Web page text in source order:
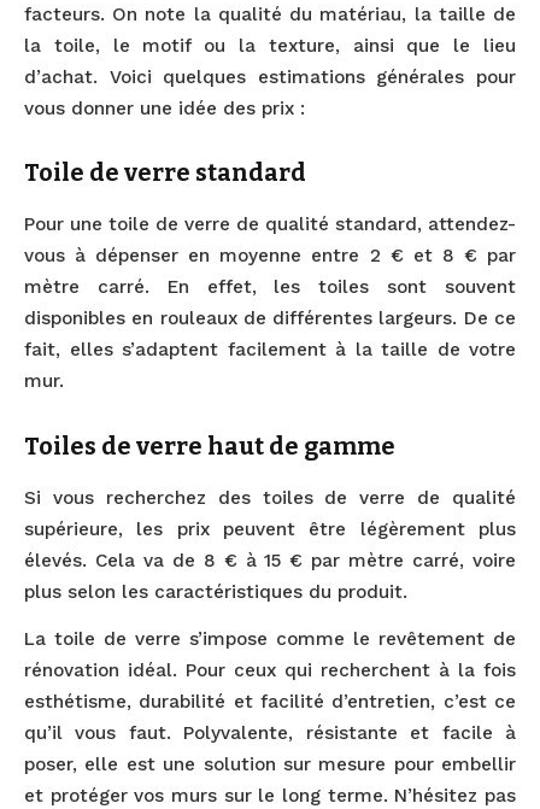
facteurs. On note la qualité du matériau, la taille de
la toile, le motif ou la texture, ainsi que le lieu
d’achat. Voici quelques estimations générales pour
vous donner une idée des prix :
Toile de verre standard
Pour une toile de verre de qualité standard, attendez-
vous à dépenser en moyenne entre 2 € et 8 € par
mètre carré. En effet, les toiles sont souvent
disponibles en rouleaux de différentes largeurs. De ce
fait, elles s’adaptent facilement à la taille de votre
mur.
Toiles de verre haut de gamme
Si vous recherchez des toiles de verre de qualité
supérieure, les prix peuvent être légèrement plus
élevés. Cela va de 8 € à 15 € par mètre carré, voire
plus selon les caractéristiques du produit.
La toile de verre s’impose comme le revêtement de
rénovation idéal. Pour ceux qui recherchent à la fois
esthétisme, durabilité et facilité d’entretien, c’est ce
qu’il vous faut. Polyvalente, résistante et facile à
poser, elle est une solution sur mesure pour embellir
et protéger vos murs sur le long terme. N’hésitez pas